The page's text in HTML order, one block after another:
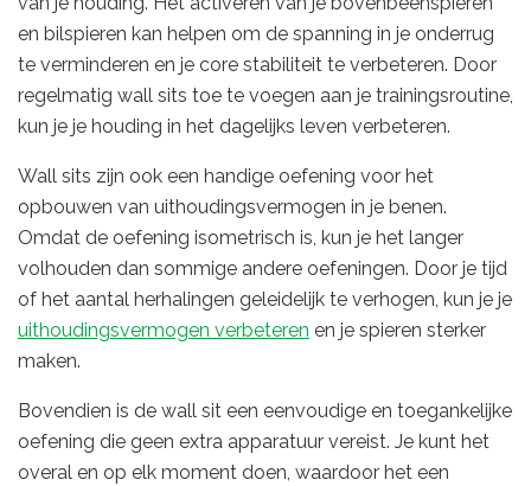
en bilspieren kan helpen om de spanning in je onderrug
te verminderen en je core stabiliteit te verbeteren. Door
regelmatig wall sits toe te voegen aan je trainingsroutine,
kun je je houding in het dagelijks leven verbeteren.
Wall sits zijn ook een handige oefening voor het
opbouwen van uithoudingsvermogen in je benen.
Omdat de oefening isometrisch is, kun je het langer
volhouden dan sommige andere oefeningen. Door je tijd
of het aantal herhalingen geleidelijk te verhogen, kun je je
uithoudingsvermogen verbeteren en je spieren sterker
maken.
Bovendien is de wall sit een eenvoudige en toegankelijke
oefening die geen extra apparatuur vereist. Je kunt het
overal en op elk moment doen, waardoor het een